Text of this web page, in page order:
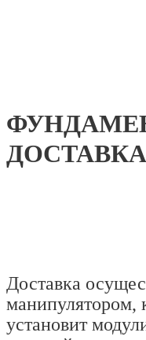
ДОСТАВКА
Доставка
манипулятором,
установит